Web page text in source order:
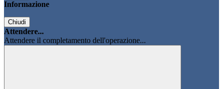
Informazione
Chiudi
Attendere...
Attendere il completamento dell'operazione...